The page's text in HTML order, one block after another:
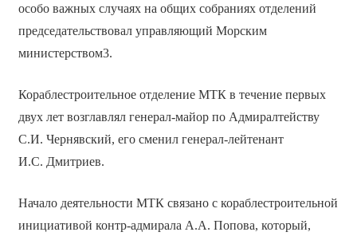
особо важных случаях на общих собраниях отделений
председательствовал управляющий Морским
министерством3.
Кораблестроительное отделение МТК в течение первых
двух лет возглавлял генерал-майор по Адмиралтейству
С.И. Чернявский, его сменил генерал-лейтенант
И.С. Дмитриев.
Начало деятельности МТК связано с кораблестроительной
инициативой контр-адмирала А.А. Попова, который,